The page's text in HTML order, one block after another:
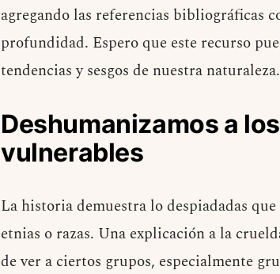
agregando las referencias bibliográficas
profundidad. Espero que este recurso
tendencias y sesgos de nuestra naturaleza.
Deshumanizamos a
vulnerables
La historia demuestra lo despiadadas
etnias o razas. Una explicación a la
de ver a ciertos grupos, especialmente